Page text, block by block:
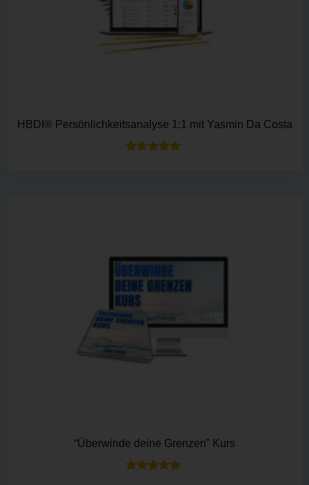
HBDI® Persönlichkeitsanalyse 1:1 mit Yasmin Da Costa
“Überwinde deine Grenzen” Kurs